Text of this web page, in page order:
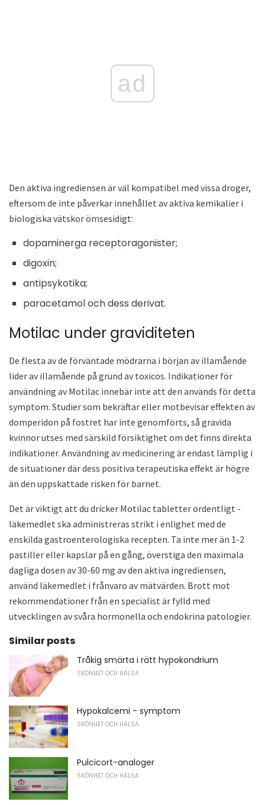
ad
Den aktiva ingrediensen är väl kompatibel med vissa droger,
eftersom de inte påverkar innehållet av aktiva kemikalier i
biologiska vätskor ömsesidigt:
dopaminerga receptoragonister;
digoxin;
antipsykotika;
paracetamol och dess derivat.
Motilac under graviditeten
De flesta av de förväntade mödrarna i början av illamående
lider av illamående på grund av toxicos. Indikationer för
användning av Motilac innebär inte att den används för detta
symptom. Studier som bekräftar eller motbevisar effekten av
domperidon på fostret har inte genomförts, så gravida
kvinnor utses med särskild försiktighet om det finns direkta
indikationer. Användning av medicinering är endast lämplig i
de situationer där dess positiva terapeutiska effekt är högre
än den uppskattade risken för barnet.
Det är viktigt att du dricker Motilac tabletter ordentligt -
läkemedlet ska administreras strikt i enlighet med de
enskilda gastroenterologiska recepten. Ta inte mer än 1-2
pastiller eller kapslar på en gång, överstiga den maximala
dagliga dosen av 30-60 mg av den aktiva ingrediensen,
använd läkemedlet i frånvaro av mätvärden. Brott mot
rekommendationer från en specialist är fylld med
utvecklingen av svåra hormonella och endokrina patologier.
Similar posts
Tråkig smärta i rätt hypokondrium
SKÖNHET OCH HÄLSA
Hypokalcemi - symptom
SKÖNHET OCH HÄLSA
Pulcicort-analoger
SKÖNHET OCH HÄLSA